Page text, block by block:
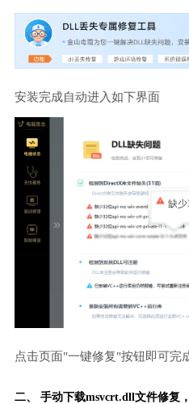
安装完成自动进入如下界面
缺少
点击页面"一键修复"按钮即可完
二、 手动下载msvcrt.dll文件修复，